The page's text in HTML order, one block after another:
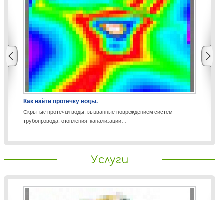
Как найти протечку воды.
Скрытые протечки воды, вызванные повреждением систем
трубопровода, отопления, канализации…
Услуги